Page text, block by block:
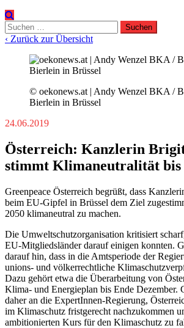
Suchen
nach:
‹ Zurück zur Übersicht
© oekonews.at | Andy Wenzel BKA /
Bierlein in Brüssel
24.06.2019
Österreich: Kanzlerin
stimmt Klimaneutralität bis
Greenpeace Österreich begrüßt, dass
beim EU-Gipfel in Brüssel dem Ziel
2050 klimaneutral zu machen.
Die Umweltschutzorganisation kritisiert
EU-Mitgliedsländer darauf einigen konnten.
darauf hin, dass in die Amtsperiode der
unions- und völkerrechtliche
Dazu gehört etwa die Überarbeitung von
Klima- und Energieplan bis Ende Dezember.
daher an die ExpertInnen-Regierung,
im Klimaschutz fristgerecht nachzukommen
ambitionierten Kurs für den Klimaschutz zu